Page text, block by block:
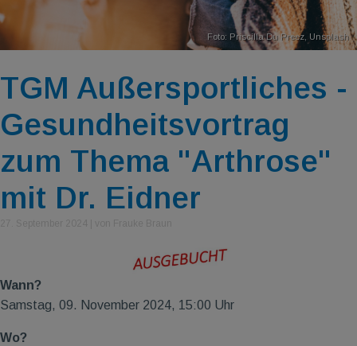
Foto: Priscilla Du Preez Unsplash
TGM Außersportliches -
Gesundheitsvortrag
zum Thema "Arthrose"
mit Dr. Eidner
Wann?
Samstag, 09. November 2024, 15:00 Uhr
Wo?